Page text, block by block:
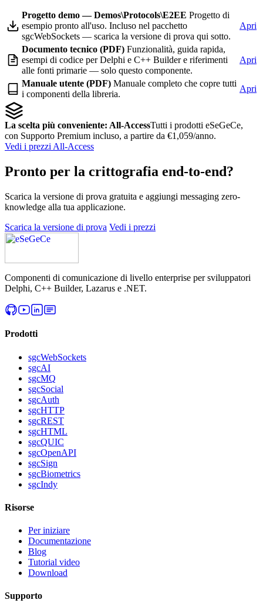
Progetto demo — Demos\Protocols\E2EE Progetto di
esempio pronto all'uso. Incluso nel pacchetto
sgcWebSockets — scarica la versione di prova qui sotto.
Apri
Documento tecnico (PDF) Funzionalità, guida rapida,
esempi di codice per Delphi e C++ Builder e riferimenti
alle fonti primarie — solo questo componente.
Apri
Manuale utente (PDF) Manuale completo che copre tutti
i componenti della libreria.
Apri
La scelta più conveniente: All-AccessTutti i prodotti eSeGeCe,
con Supporto Premium incluso, a partire da €1,059/anno.
Vedi i prezzi All-Access
Pronto per la crittografia end-to-end?
Scarica la versione di prova gratuita e aggiungi messaging zero-
knowledge alla tua applicazione.
Scarica la versione di prova Vedi i prezzi
Componenti di comunicazione di livello enterprise per sviluppatori
Delphi, C++ Builder, Lazarus e .NET.
Prodotti
sgcWebSockets
sgcAI
sgcMQ
sgcSocial
sgcAuth
sgcHTTP
sgcREST
sgcHTML
sgcQUIC
sgcOpenAPI
sgcSign
sgcBiometrics
sgcIndy
Risorse
Per iniziare
Documentazione
Blog
Tutorial video
Download
Supporto